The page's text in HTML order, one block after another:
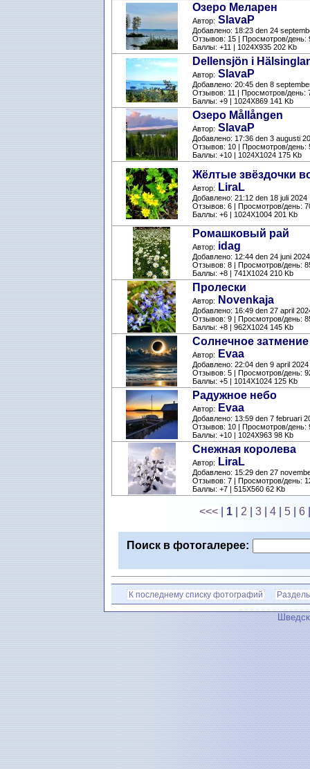
Озеро Меларен
Автор: SlavaP
Добавлено: 18:23 den 24
Отзывов: 15 | Просмотров/день:
Баллы: +11 | 1024X935 202 Kb
Dellensjön i
Автор: SlavaP
Добавлено: 20:45 den 8
Отзывов: 11 | Просмотров/день:
Баллы: +9 | 1024X869 141 Kb
Озеро Mållången
Автор: SlavaP
Добавлено: 17:36 den 3 augusti
Отзывов: 10 | Просмотров/день:
Баллы: +10 | 1024X1024 175 Kb
Жёлтые звёздочки
Автор: LiraL
Добавлено: 21:12 den 18 juli 2024
Отзывов: 6 | Просмотров/день:
Баллы: +6 | 1024X1004 201 Kb
Ромашковый рай
Автор: idag
Добавлено: 12:44 den 24 juni 2024
Отзывов: 8 | Просмотров/день:
Баллы: +8 | 741X1024 210 Kb
Пролески
Автор: Novenkaja
Добавлено: 16:49 den 27 april
Отзывов: 9 | Просмотров/день:
Баллы: +8 | 962X1024 145 Kb
Солнечное
Автор: Evaa
Добавлено: 22:04 den 9 april 2024
Отзывов: 5 | Просмотров/день:
Баллы: +5 | 1014X1024 125 Kb
Радужное небо
Автор: Evaa
Добавлено: 13:59 den 7 februari
Отзывов: 10 | Просмотров/день:
Баллы: +10 | 1024X963 98 Kb
Снежная королева
Автор: LiraL
Добавлено: 15:29 den 27
Отзывов: 7 | Просмотров/день:
Баллы: +7 | 515X560 62 Kb
<<< 1 2 |3 |4 5 |6
Поиск в фотогалерее:
К последнему списку фотографий